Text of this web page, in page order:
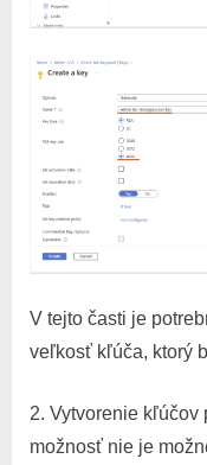
V tejto časti je
veľkosť kľúča, ktorý
2. Vytvorenie kľúčov
možnosť nie je